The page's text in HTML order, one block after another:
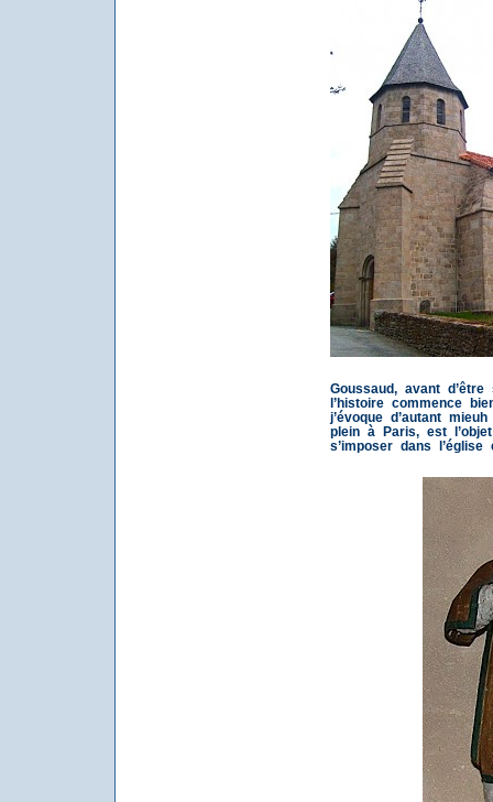
Goussaud, avant
l’histoire commence
j’évoque d’autant
plein à Paris, est
s’imposer dans l’église